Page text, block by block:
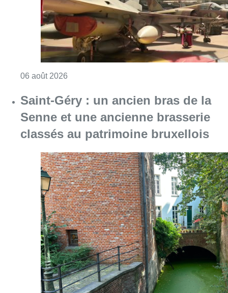
06 août 2026
Saint-Géry : un ancien bras de la
Senne et une ancienne brasserie
classés au patrimoine bruxellois